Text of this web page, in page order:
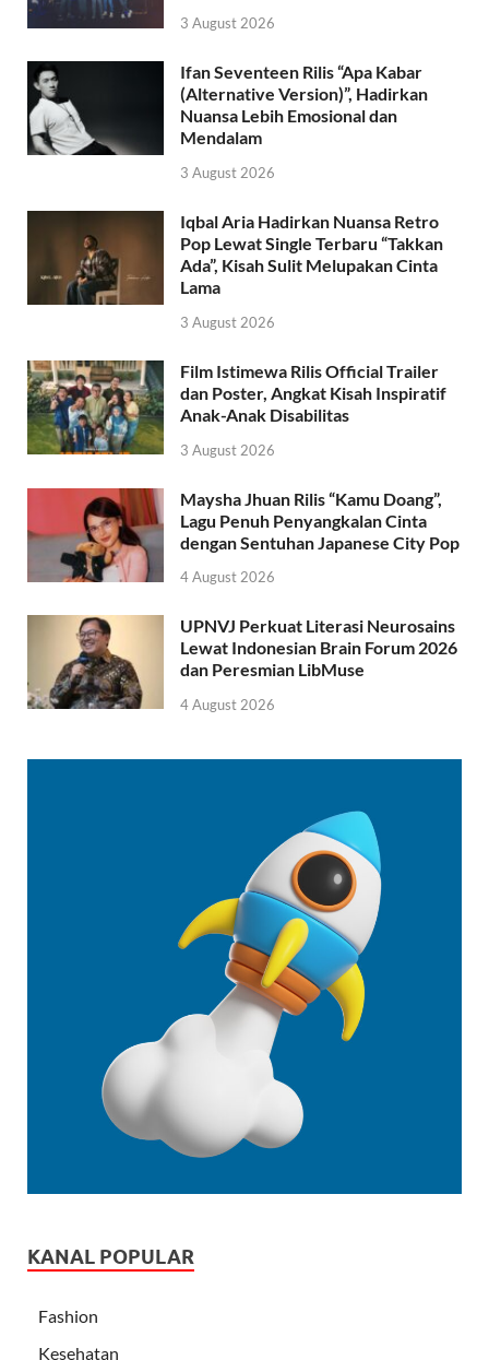
3 August 2026
Ifan Seventeen Rilis “Apa Kabar
(Alternative Version)”, Hadirkan
Nuansa Lebih Emosional dan
Mendalam
3 August 2026
Iqbal Aria Hadirkan Nuansa Retro
Pop Lewat Single Terbaru “Takkan
Ada”, Kisah Sulit Melupakan Cinta
Lama
3 August 2026
Film Istimewa Rilis Official Trailer
dan Poster, Angkat Kisah Inspiratif
Anak-Anak Disabilitas
3 August 2026
Maysha Jhuan Rilis “Kamu Doang”,
Lagu Penuh Penyangkalan Cinta
dengan Sentuhan Japanese City Pop
4 August 2026
UPNVJ Perkuat Literasi Neurosains
Lewat Indonesian Brain Forum 2026
dan Peresmian LibMuse
4 August 2026
KANAL POPULAR
Fashion
Kesehatan